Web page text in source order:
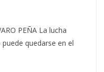
PEÑA La lucha
quedarse en el